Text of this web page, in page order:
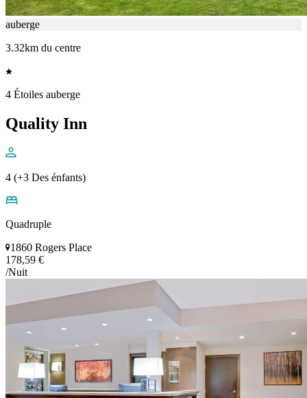
auberge
3.32km du centre
4 Étoiles auberge
Quality Inn
4 (+3 Des énfants)
Quadruple
1860 Rogers Place
178,59 €
/Nuit